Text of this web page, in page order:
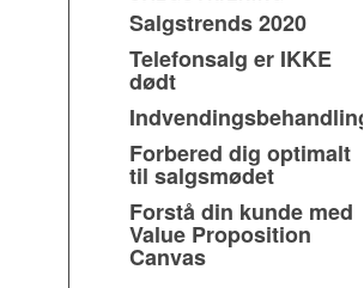
Salgstrends 2020
Telefonsalg er IKKE
dødt
Indvendingsbehandling
Forbered dig optimalt
til salgsmødet
Forstå din kunde med
Value Proposition
Canvas